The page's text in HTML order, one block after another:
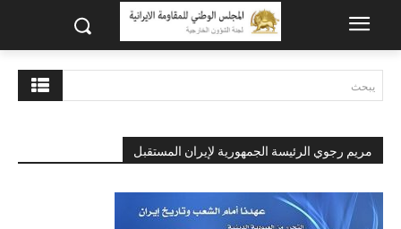
يبحث
مريم رجوي الرئيسة الجمهورية لإيران المستقبل